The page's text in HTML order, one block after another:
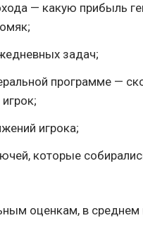
— какую прибыль
задач;
программе —
игрока;
которые
оценкам, в среднем